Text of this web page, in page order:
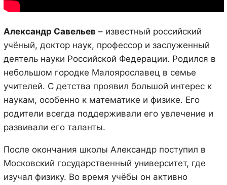
Александр Савельев– известный российский
учёный, доктор наук, профессор и заслуженный
деятель науки Российской Федерации. Родился в
небольшом городке Малоярославец в семье
учителей. С детства проявил большой интерес к
наукам, особенно к математике и физике. Его
родители всегда поддерживали его увлечение и
развивали его таланты.
После окончания школы Александр поступил в
Московский государственный университет, где
изучал физику. Во время учёбы он активно